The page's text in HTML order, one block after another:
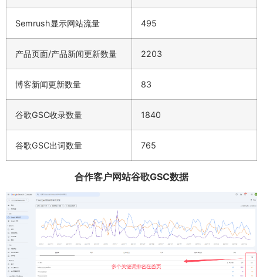
Semrush显示网站流量 495
产品页面/产品新闻更新数量 2203
博客新闻更新数量 83
谷歌GSC收录数量 1840
谷歌GSC出词数量 765
合作客户网站谷歌GSC数据